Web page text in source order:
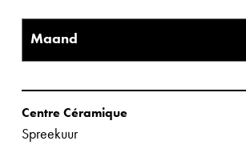
Centre Céramique
Spreekuur